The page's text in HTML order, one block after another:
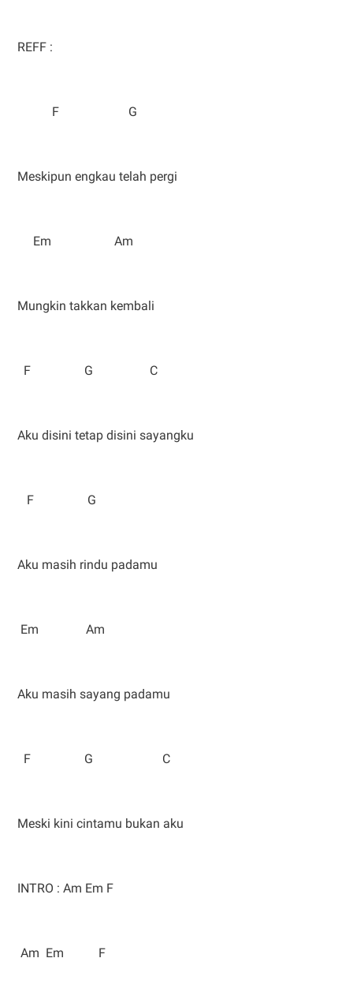
REFF :
F G
Meskipun engkau telah pergi
Em Am
Mungkin takkan kembali
F G C
Aku disini tetap disini sayangku
F G
Aku masih rindu padamu
Em Am
Aku masih sayang padamu
F G C
Meski kini cintamu bukan aku
INTRO : Am Em F
Am Em F